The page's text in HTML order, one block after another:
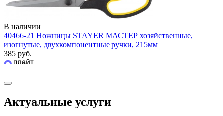
В наличии
40466-21 Ножницы STAYER МАСТЕР хозяйственные,
изогнутые, двухкомпонентные ручки, 215мм
385 руб.
Актуальные услуги